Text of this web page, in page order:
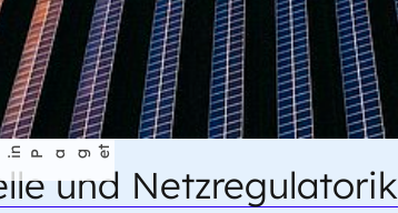
t
und Netzregulatorik